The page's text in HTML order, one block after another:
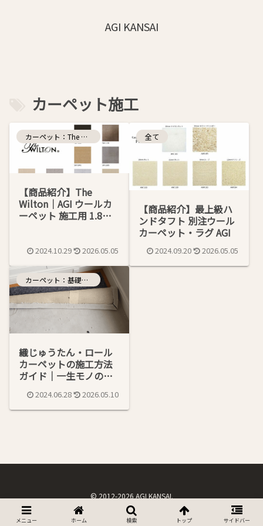
AGI KANSAI
カーペット施工
カーペット：The Wilton
【商品紹介】The
Wilton｜AGI ウールカ
ーペット 施工用 1.8ｍ
2024.10.29 2026.05.05
全て
【商品紹介】最上級ハ
ンドタフト 別注ウール
カーペット・ラグ AGI
2024.09.20 2026.05.05
カーペット：基礎知識
織じゅうたん・ロール
カーペットの施工方法
ガイド｜一生モノの床
び方2024.06.28 2026.05.10
© 2012-2026 AGI KANSAI.
メニュー ホーム 検索 トップ サイドバー